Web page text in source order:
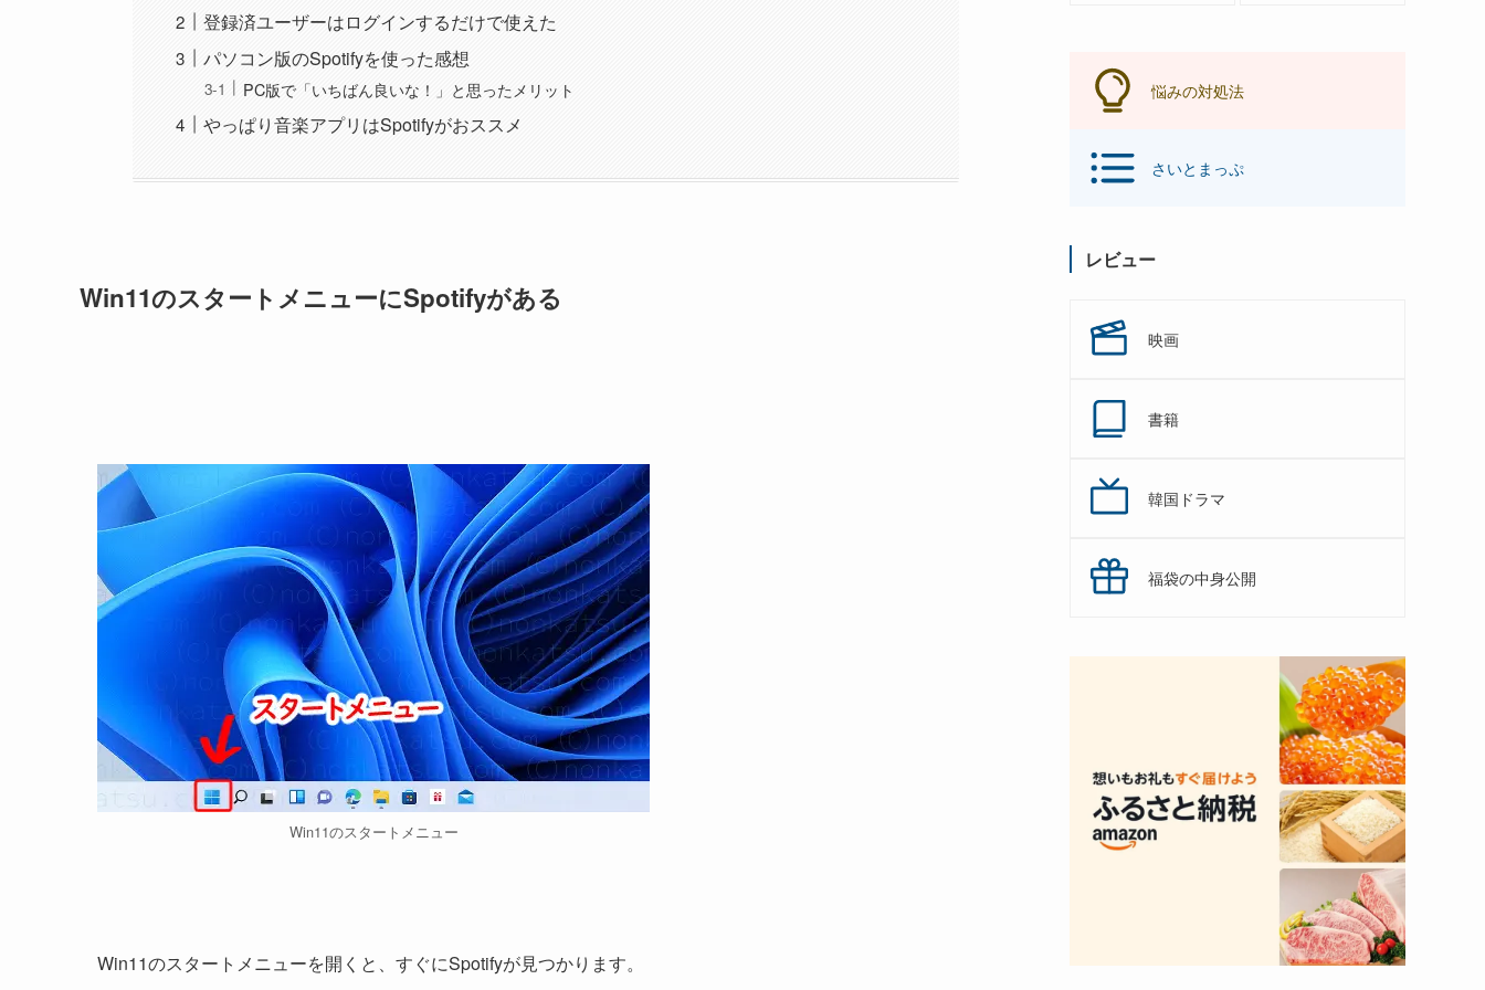
登録済ユーザーはログインするだけで使えた
パソコン版のSpotifyを使った感想
PC版で「いちばん良いな！」と思ったメリット
やっぱり音楽アプリはSpotifyがおススメ
Win11のスタートメニューにSpotifyがある
Win11のスタートメニュー
Win11のスタートメニューを開くと、すぐにSpotifyが見つかります。
悩みの対処法
さいとまっぷ
レビュー
映画
書籍
韓国ドラマ
福袋の中身公開